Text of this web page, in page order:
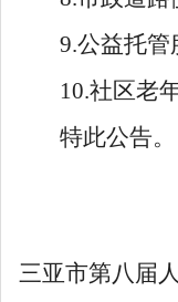
9.公益托管
10.社区老
特此公告。
三亚市第八届